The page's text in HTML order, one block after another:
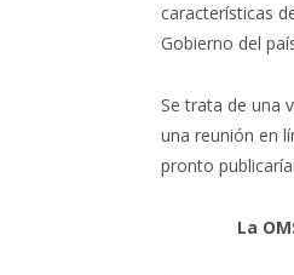
características
Gobierno del
Se trata de una
una reunión en
pronto
La